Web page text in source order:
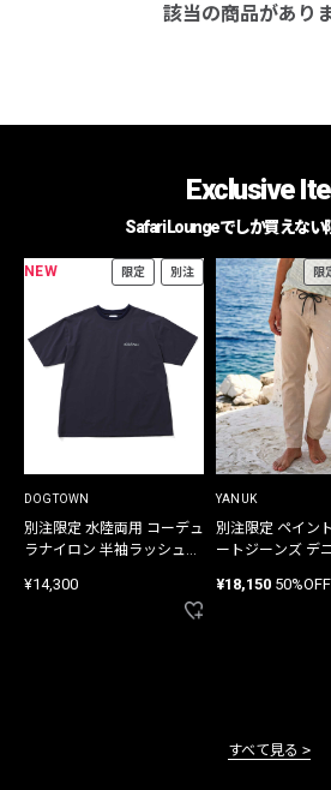
該当の商品があり
Exclusive
Safari Loungeでしか買えない
NEW 限定 別注
DOGTOWN
別注限定 水陸両用 コーデュ
ラナイロン 半袖ラッシュガ
¥14,300
限
YANUK
別注限定 ペイン
ートジーンズ デ
¥18,150 50%OFF
すべて見る